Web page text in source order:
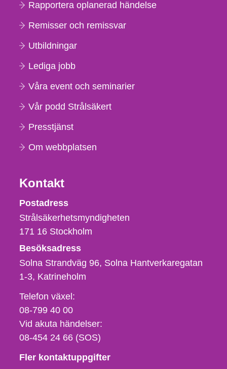
Rapportera oplanerad händelse
Remisser och remissvar
Utbildningar
Lediga jobb
Våra event och seminarier
Vår podd Strålsäkert
Presstjänst
Om webbplatsen
Kontakt
Strålsäkerhetsmyndigheten
Postadress
Strålsäkerhetsmyndigheten
171 16 Stockholm
Besöksadress
Solna Strandväg 96, Solna Hantverkaregatan
1-3 Katrineholm
Telefon,
fax
och
e-
Telefon växel:
08-799 40 00
Vid akuta händelser:
08-454 24 66 (SOS)
Fler kontaktuppgifter